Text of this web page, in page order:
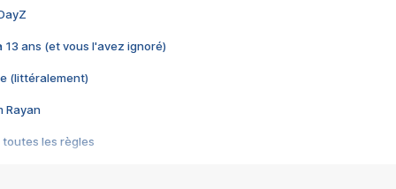
13 ans (et vous l'avez ignoré)
(littéralement)
Rayan
toutes les règles